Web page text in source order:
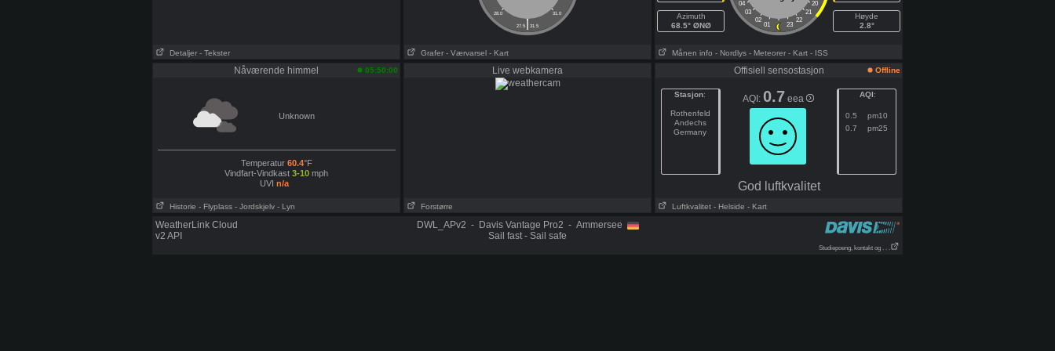
Detaljer - Tekster
28.0 31.0
|
27.5 31.5
Grafer - Værvarsel - Kart
Azimuth
68.5° ØNØ
04
20
03
21
02
22
01 23
Høyde
2.8°
Månen info - Nordlys - Meteorer - Kart - ISS
Nåværende himmel 05:50:00
Unknown
Temperatur 60.4°F
Vindfart-Vindkast 3-10 mph
UVI n/a
Historie - Flyplass - Jordskjelv - Lyn
Live webkamera
Forstørre
Offisiell sensostasjon Offline
Stasjon:
Rothenfeld
Andechs
Germany
AQI: 0.7 eea AQI:
0.5
pm10
0.7
pm25
God luftkvalitet
Luftkvalitet - Helside - Kart
WeatherLink Cloud
v2 API
DWL_APv2 - Davis Vantage Pro2 - Ammersee
Sail fast - Sail safe
Studiepoeng, kontakt og . . .